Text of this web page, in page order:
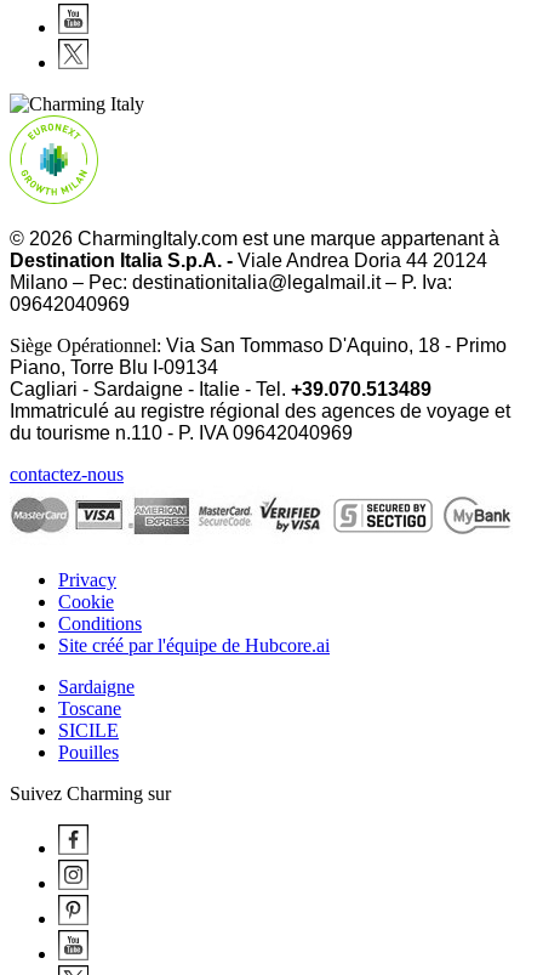
© 2026 CharmingItaly.com est une marque appartenant à
Destination Italia S.p.A. - Viale Andrea Doria 44 20124
Milano – Pec: destinationitalia@legalmail.it – P. Iva:
09642040969
Siège Opérationnel: Via San Tommaso D'Aquino, 18 - Primo
Piano, Torre Blu I-09134
Cagliari - Sardaigne - Italie - Tel. +39.070.513489
Immatriculé au registre régional des agences de voyage et
du tourisme n.110 - P. IVA09642040969
contactez-nous
Privacy
Cookie
Conditions
Site créé par l'équipe de Hubcore.ai
Sardaigne
Toscane
SICILE
Pouilles
Suivez Charming sur